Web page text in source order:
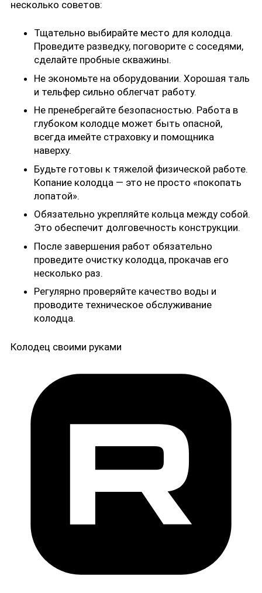
несколько советов:
Тщательно выбирайте место для колодца.
Проведите разведку, поговорите с соседями,
сделайте пробные скважины.
Не экономьте на оборудовании. Хорошая таль
и тельфер сильно облегчат работу.
Не пренебрегайте безопасностью. Работа в
глубоком колодце может быть опасной,
всегда имейте страховку и помощника
наверху.
Будьте готовы к тяжелой физической работе.
Копание колодца — это не просто «покопать
лопатой».
Обязательно укрепляйте кольца между собой.
Это обеспечит долговечность конструкции.
После завершения работ обязательно
проведите очистку колодца, прокачав его
несколько раз.
Регулярно проверяйте качество воды и
проводите техническое обслуживание
колодца.
Колодец своими руками